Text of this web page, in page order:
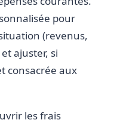
pour
(revenus,
ajuster, si
consacrée aux
les frais